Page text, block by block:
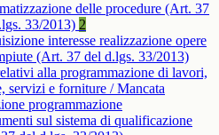
delle procedure (Art. 37
33/2013) 2
interesse realizzazione opere
(Art. 37 del d.lgs. 33/2013)
alla programmazione di lavori,
servizi e forniture / Mancata
programmazione
sul sistema di qualificazione